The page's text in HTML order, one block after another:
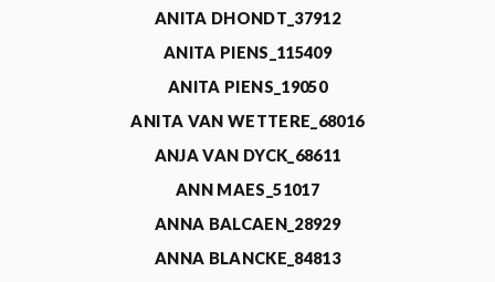
ANITA DHONDT_37912
ANITA PIENS_115409
ANITA PIENS_19050
ANITA VAN WETTERE_68016
ANJA VAN DYCK_68611
ANN MAES_51017
ANNA BALCAEN_28929
ANNA BLANCKE_84813